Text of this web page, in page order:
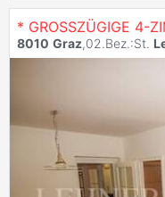
* GROSSZÜGIGE 4-
8010 Graz,02.Bez.:St.